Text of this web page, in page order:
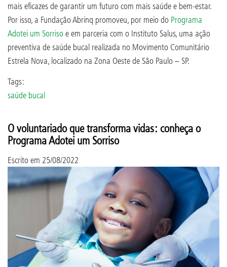
mais eficazes de garantir um futuro com mais saúde e bem-estar.
Por isso, a Fundação Abrinq promoveu, por meio do Programa
Adotei um Sorrisoe em parceria com o Instituto Salus, uma ação
preventiva de saúde bucal realizada no Movimento Comunitário
Estrela Nova, localizado na Zona Oeste de São Paulo – SP.
Tags:
saúde bucal
O voluntariado que transforma vidas: conheça o
Programa Adotei um Sorriso
Escrito em 25/08/2022